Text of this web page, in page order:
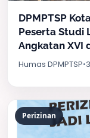
DPMPTSP
Peserta Studi
Angkatan XVI
Humas DPMPTSP•
Perizinan